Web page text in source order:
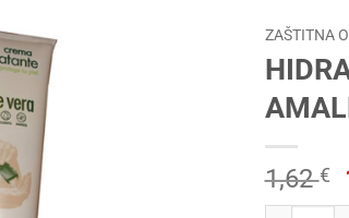
ZAŠTITNA
1,62€